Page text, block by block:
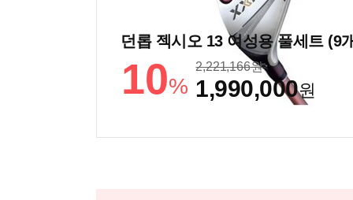
던롭 젝시오 13 여성용 풀세트 (9
10%
2,221,166원
1,990,000원